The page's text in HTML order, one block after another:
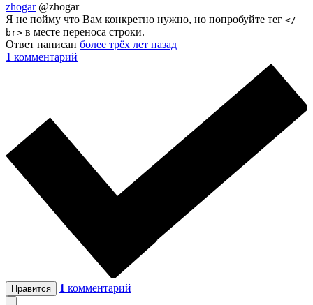
zhogar @zhogar
Я не пойму что Вам конкретно нужно, но попробуйте тег </
br> в месте переноса строки.
Ответ написан более трёх лет назад
1 комментарий
Нравится 1 комментарий